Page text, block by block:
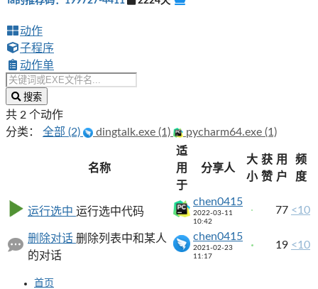
动作
子程序
动作单
搜索
共 2 个动作
分类：
全部 (2) dingtalk.exe (1) pycharm64.exe (1)
名称
适
用
于
分享人
大
小
获
赞
用
户
频
度
运行选中 运行选中代码
chen0415
2022-03-11
10:42
77 <10
删除对话 删除列表中和某人
的对话
chen0415
2021-02-23
11:17
19 <10
首页